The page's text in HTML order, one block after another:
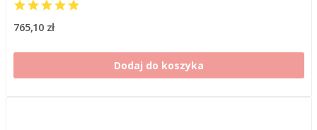
765,10 zł
Dodaj do koszyka